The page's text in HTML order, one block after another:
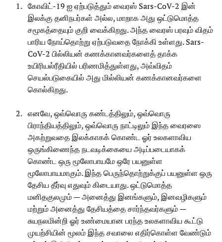
கோவிட்-19 ஐ ஏற்படுத்தும் வைரஸ் Sars-CoV-2 இன்
இலக்கு தனிநபர்கள் அல்ல, மாறாக அது ஒட்டுமொத்த
சமூகத்தையும் குறி வைக்கிறது. அந்த வைரஸ் பரவும் விதம்
பாரிய நோய்தொற்று ஏற்படுவதை நோக்கி உள்ளது. Sars-
CoV-2 பில்லியன் கணக்கானவர்களைத் தாக்க
உயிரியல்ரீதியில் பரிணமித்துள்ளது, அவ்விதம்
செயல்படுகையில் அது மில்லியன் கணக்கானவர்களை
கொல்கிறது.
எனவே, ஒவ்வொரு கண்டத்திலும், ஒவ்வொரு
பிராந்தியத்திலும், ஒவ்வொரு நாட்டிலும் இந்த வைரஸை
அகற்றுவதை இலக்காகக் கொண்ட ஓர் உலகளாவிய
ஒருங்கிணைந்த நடவடிக்கையை அடிப்படையாகக்
கொண்ட ஒரு மூலோபாயமே ஒரே பயனுள்ள
மூலோபாயமாகும். இந்த பெருந்தொற்றுக்குப் பயனுள்ள ஒரு
தேசிய தீர்வு எதுவும் கிடையாது. ஒட்டுமொத்த
மனிதகுலமும் — அனைத்து இனங்களும், இனவழிகளும்
மற்றும் அனைத்து தேசியத்தை சார்ந்தவர்களும் —
சுயநலமின்றி ஓர் உண்மையான பரந்த உலகளாவிய கூட்டு
முயற்சியின் மூலம் இந்த சவாலை எதிர்கொள்ள வேண்டும்